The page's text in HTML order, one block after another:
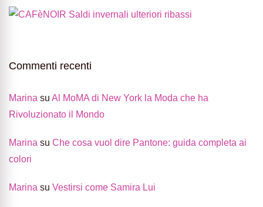
Commenti recenti
Marina su Al MoMA di New York la Moda che ha
Rivoluzionato il Mondo
Marina su Che cosa vuol dire Pantone: guida completa ai
colori
Marina su Vestirsi come Samira Lui